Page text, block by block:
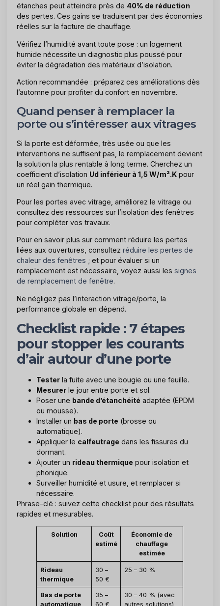
étanches peut atteindre près de 40% de réduction
des pertes. Ces gains se traduisent par des économies
réelles sur la facture de chauffage.
Vérifiez l’humidité avant toute pose : un logement
humide nécessite un diagnostic plus poussé pour
éviter la dégradation des matériaux d’isolation.
Action recommandée : préparez ces améliorations dès
l’automne pour profiter du confort en novembre.
Quand penser à remplacer la
porte ou s’intéresser aux vitrages
Si la porte est déformée, très usée ou que les
interventions ne suffisent pas, le remplacement devient
la solution la plus rentable à long terme. Cherchez un
coefficient d’isolation Ud inférieur à 1,5 W/m².K pour
un réel gain thermique.
Pour les portes avec vitrage, améliorez le vitrage ou
consultez des ressources sur l’isolation des fenêtres
pour compléter vos travaux.
Pour en savoir plus sur comment réduire les pertes
liées aux ouvertures, consultezréduire les pertes de
chaleur des fenêtres ; et pour évaluer si un
remplacement est nécessaire, voyez aussi lessignes
de remplacement de fenêtre.
Ne négligez pas l’interaction vitrage/porte, la
performance globale en dépend.
Checklist rapide : 7 étapes
pour stopper les courants
d’air autour d’une porte
Tester la fuite avec une bougie ou une feuille.
Mesurer le jour entre porte et sol.
Poser une bande d’étanchéité adaptée (EPDM
ou mousse).
Installer un bas de porte (brosse ou
automatique).
Appliquer le calfeutrage dans les fissures du
dormant.
Ajouter un rideau thermique pour isolation et
phonique.
Surveiller humidité et usure, et remplacer si
nécessaire.
Phrase-clé : suivez cette checklist pour des résultats
rapides et mesurables.
Solution
Coût
estimé
Économie de
chauffage
estimée
Rideau
thermique
30 –
50 €
25 – 30 %
Bas de porte
automatique
35 –
60 €
30 – 40 % (avec
autres solutions)